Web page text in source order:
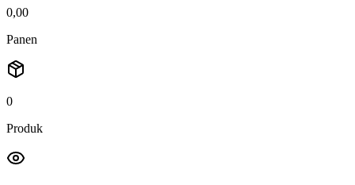
0,00
Panen
0
Produk